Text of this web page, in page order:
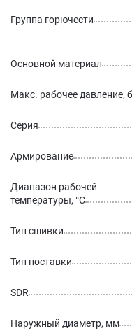
Группа горючести
Основной материал
Макс. рабочее давление,
Серия
Армирование
Диапазон рабочей
температуры, °С
Тип сшивки
Тип поставки
SDR
Наружный диаметр, мм